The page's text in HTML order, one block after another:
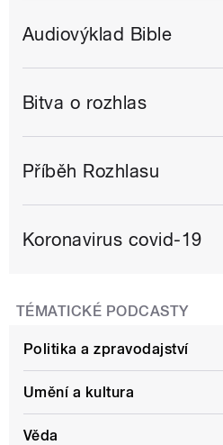
Audiovýklad Bible
Bitva o rozhlas
Příběh Rozhlasu
Koronavirus covid-19
TÉMATICKÉ PODCASTY
Politika a zpravodajství
Umění a kultura
Věda